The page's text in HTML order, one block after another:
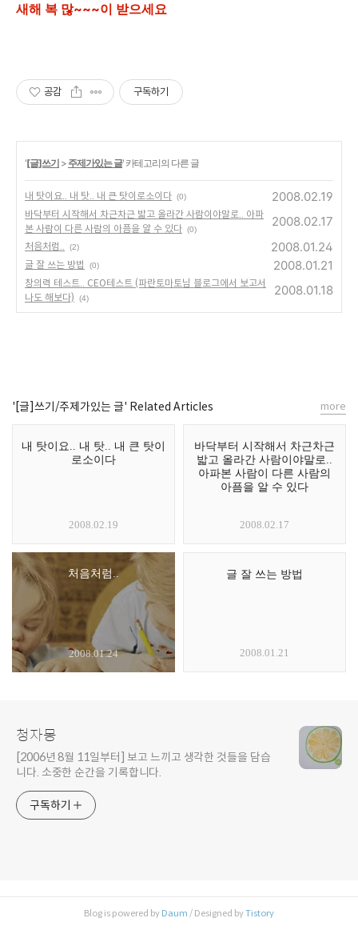
새해 복 많~~~이 받으세요
공감 구독하기
'[글]쓰기 > 주제가있는 글' 카테고리의 다른 글
내 탓이요.. 내 탓.. 내 큰 탓이로소이다 (0) 2008.02.19
바닥부터 시작해서 차근차근 밟고 올라간 사람이야말로.. 아파
본 사람이 다른 사람의 아픔을 알 수 있다 (0)
2008.02.17
처음처럼.. (2) 2008.01.24
글 잘 쓰는 방법 (0) 2008.01.21
창의력 테스트.. CEO테스트 (파란토마토님 블로그에서 보고서
나도 해보다)
(4)
2008.01.18
'[글]쓰기/주제가있는 글' Related Articles
내 탓이요.. 내 탓.. 내 큰 탓이
로소이다
2008.02.19
바닥부터 시작해서 차근차근
밟고 올라간 사람이야말로..
아파본 사람이 다른 사람의
아픔을 알 수 있다
2008.02.17
처음처럼..
2008.01.24
글 잘 쓰는 방법
2008.01.21
more
청자몽
[2006년 8월 11일부터] 보고 느끼고 생각한 것들을 담습
니다. 소중한 순간을 기록합니다.
구독하기
Blog is powered by Daum / Designed byTistory